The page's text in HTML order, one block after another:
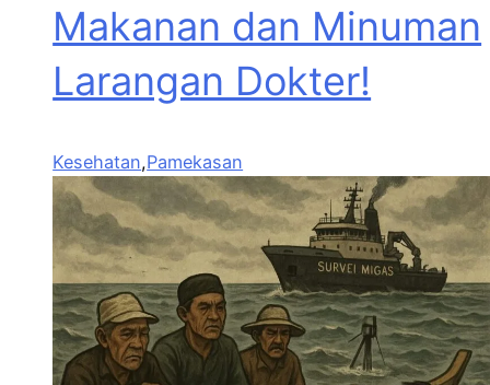
Makanan dan Minuman
Larangan Dokter!
Kesehatan,Pamekasan